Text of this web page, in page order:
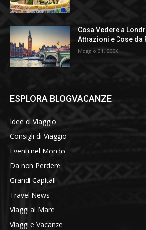
Cosa Vedere a
Attrazioni e Cose da
Maggio 31, 2026
ESPLORA BLOGVACANZE
Idee di Viaggio
Consigli di Viaggio
Eventi nel Mondo
Da non Perdere
Grandi Capitali
Travel News
Viaggi al Mare
Viaggi e Vacanze